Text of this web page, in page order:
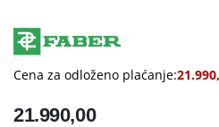
Cena za odloženo plaćanje:
21.990,00